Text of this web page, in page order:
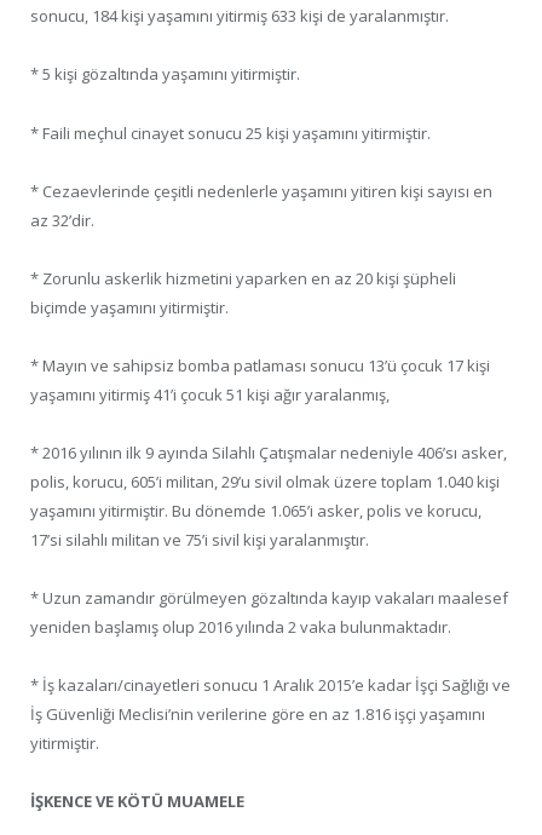
sonucu, 184 kişi yaşamını yitirmiş 633 kişi de yaralanmıştır.
* 5 kişi gözaltında yaşamını yitirmiştir.
* Faili meçhul cinayet sonucu 25 kişi yaşamını yitirmiştir.
* Cezaevlerinde çeşitli nedenlerle yaşamını yitiren kişi sayısı en
az 32’dir.
* Zorunlu askerlik hizmetini yaparken en az 20 kişi şüpheli
biçimde yaşamını yitirmiştir.
* Mayın ve sahipsiz bomba patlaması sonucu 13’ü çocuk 17 kişi
yaşamını yitirmiş 41’i çocuk 51 kişi ağır yaralanmış,
* 2016 yılının ilk 9 ayında Silahlı Çatışmalar nedeniyle 406’sı asker,
polis, korucu, 605’i militan, 29’u sivil olmak üzere toplam 1.040 kişi
yaşamını yitirmiştir. Bu dönemde 1.065’i asker, polis ve korucu,
17’si silahlı militan ve 75’i sivil kişi yaralanmıştır.
* Uzun zamandır görülmeyen gözaltında kayıp vakaları maalesef
yeniden başlamış olup 2016 yılında 2 vaka bulunmaktadır.
* İş kazaları/cinayetleri sonucu 1 Aralık 2015’e kadar İşçi Sağlığı ve
İş Güvenliği Meclisi’nin verilerine göre en az 1.816 işçi yaşamını
yitirmiştir.
İŞKENCE VE KÖTÜ MUAMELE